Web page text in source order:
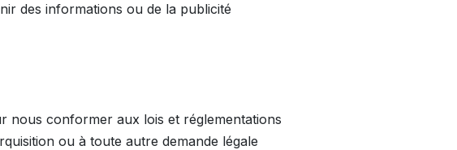
des informations ou de la publicité
nous conformer aux lois et réglementations
ou à toute autre demande légale